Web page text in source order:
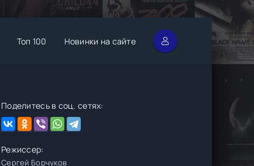
Топ 100 Новинки на сайте
Поделитесь в соц. сетях:
Режиссер:
Сергей Борчуков